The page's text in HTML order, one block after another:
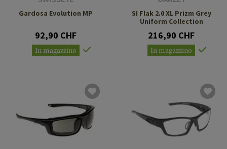
Gardosa Evolution MP
92,90 CHF
In magazzino
SI Flak 2.0 XL Prizm Grey
Uniform Collection
216,90 CHF
In magazzino